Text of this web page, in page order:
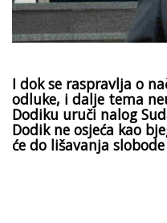
I dok se raspravlja o
odluke, i dalje tema
Dodiku uruči nalog
Dodik ne osjeća kao
će do lišavanja